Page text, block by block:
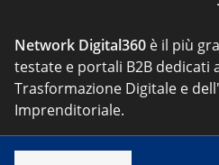
Network Digital360 è il più
testate e portali B2B dedicati
Trasformazione Digitale e
Imprenditoriale.